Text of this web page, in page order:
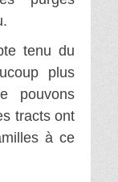
tenu du
plus
pouvons
tracts ont
à ce